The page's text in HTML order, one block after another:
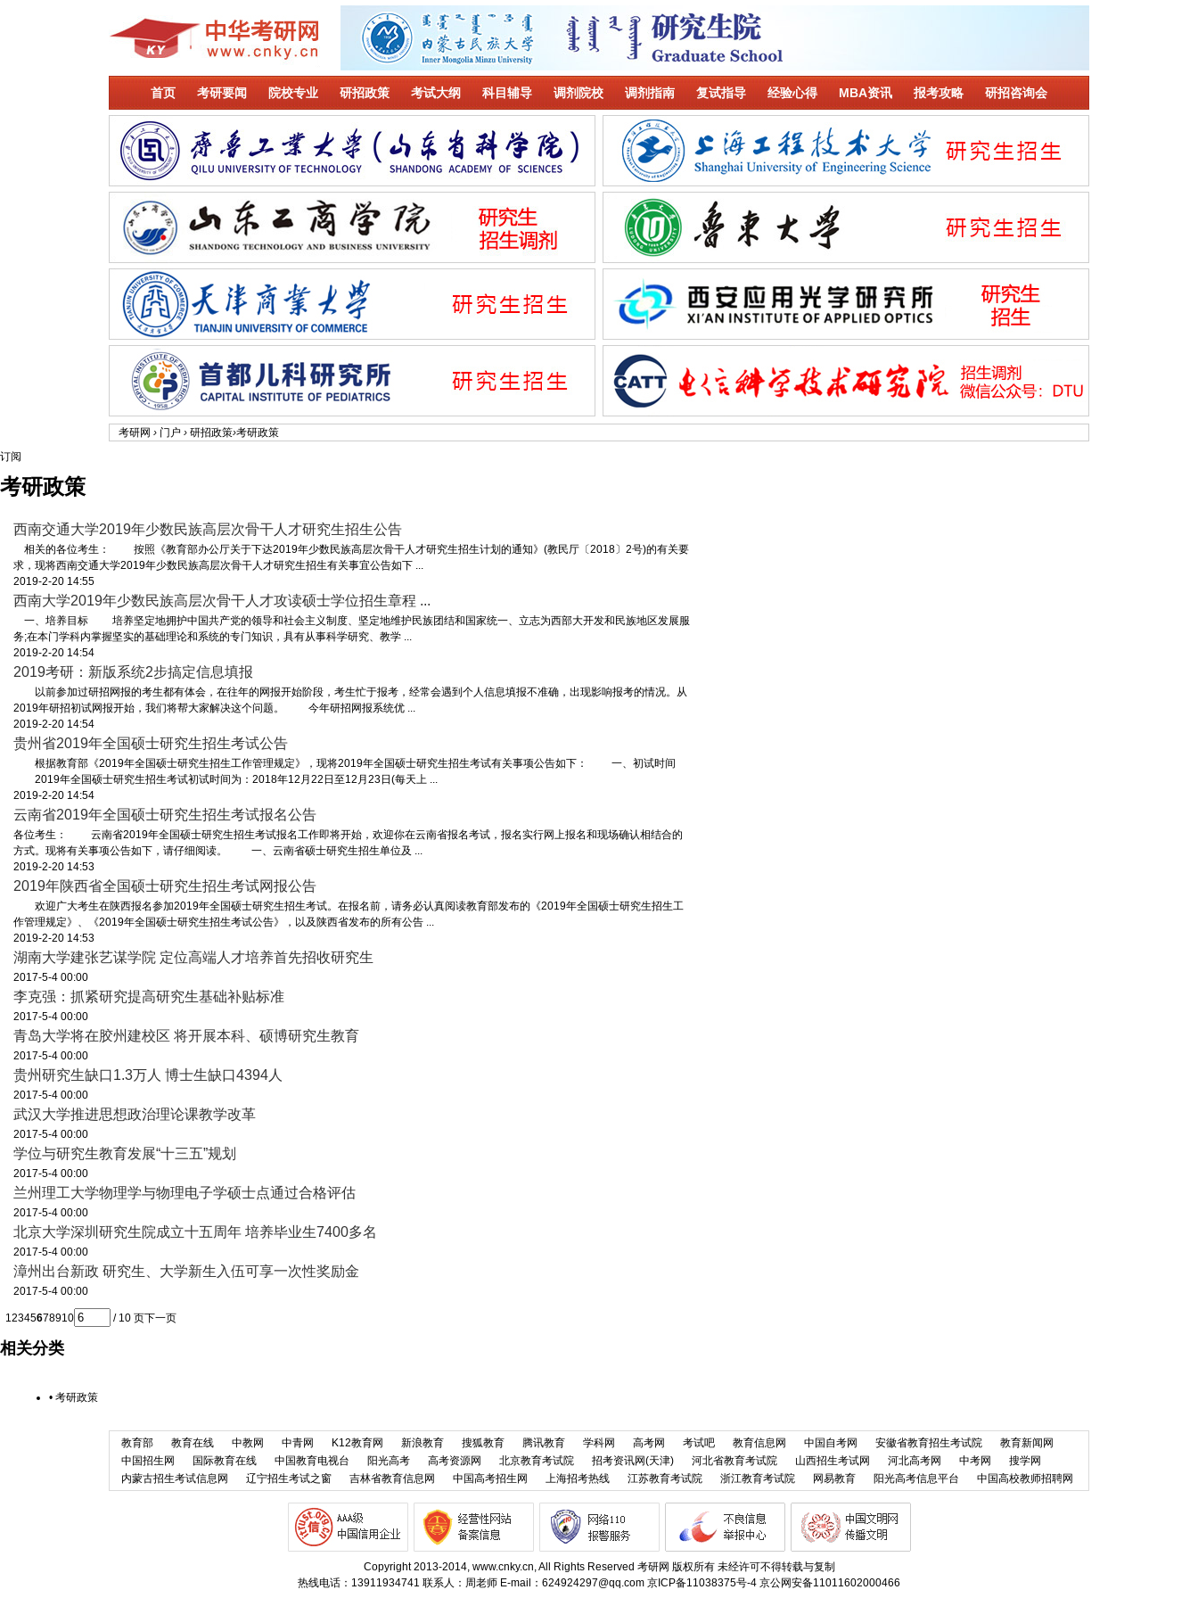
首页 考研要闻 院校专业 研招政策 考试大纲 科目辅导 调剂院校 调剂指南 复试指导 经验心得 MBA资讯 报考攻略 研招咨询会
考研网 › 门户 › 研招政策›考研政策
订阅
考研政策
西南交通大学2019年少数民族高层次骨干人才研究生招生公告
相关的各位考生： 按照《教育部办公厅关于下达2019年少数民族高层次骨干人才研究生招生计划的通知》(教民厅〔2018〕2号)的有关要
求，现将西南交通大学2019年少数民族高层次骨干人才研究生招生有关事宜公告如下 ...
2019-2-20 14:55
西南大学2019年少数民族高层次骨干人才攻读硕士学位招生章程 ...
一、培养目标 培养坚定地拥护中国共产党的领导和社会主义制度、坚定地维护民族团结和国家统一、立志为西部大开发和民族地区发展服
务;在本门学科内掌握坚实的基础理论和系统的专门知识，具有从事科学研究、教学 ...
2019-2-20 14:54
2019考研：新版系统2步搞定信息填报
以前参加过研招网报的考生都有体会，在往年的网报开始阶段，考生忙于报考，经常会遇到个人信息填报不准确，出现影响报考的情况。从
2019年研招初试网报开始，我们将帮大家解决这个问题。 今年研招网报系统优 ...
2019-2-20 14:54
贵州省2019年全国硕士研究生招生考试公告
根据教育部《2019年全国硕士研究生招生工作管理规定》，现将2019年全国硕士研究生招生考试有关事项公告如下： 一、初试时间
2019年全国硕士研究生招生考试初试时间为：2018年12月22日至12月23日(每天上 ...
2019-2-20 14:54
云南省2019年全国硕士研究生招生考试报名公告
各位考生： 云南省2019年全国硕士研究生招生考试报名工作即将开始，欢迎你在云南省报名考试，报名实行网上报名和现场确认相结合的
方式。现将有关事项公告如下，请仔细阅读。 一、云南省硕士研究生招生单位及 ...
2019-2-20 14:53
2019年陕西省全国硕士研究生招生考试网报公告
欢迎广大考生在陕西报名参加2019年全国硕士研究生招生考试。在报名前，请务必认真阅读教育部发布的《2019年全国硕士研究生招生工
作管理规定》、《2019年全国硕士研究生招生考试公告》，以及陕西省发布的所有公告 ...
2019-2-20 14:53
湖南大学建张艺谋学院 定位高端人才培养首先招收研究生
2017-5-4 00:00
李克强：抓紧研究提高研究生基础补贴标准
2017-5-4 00:00
青岛大学将在胶州建校区 将开展本科、硕博研究生教育
2017-5-4 00:00
贵州研究生缺口1.3万人 博士生缺口4394人
2017-5-4 00:00
武汉大学推进思想政治理论课教学改革
2017-5-4 00:00
学位与研究生教育发展“十三五”规划
2017-5-4 00:00
兰州理工大学物理学与物理电子学硕士点通过合格评估
2017-5-4 00:00
北京大学深圳研究生院成立十五周年 培养毕业生7400多名
2017-5-4 00:00
漳州出台新政 研究生、大学新生入伍可享一次性奖励金
2017-5-4 00:00
12345678910 / 10 页下一页
相关分类
• 考研政策
教育部 教育在线 中教网 中青网 K12教育网 新浪教育 搜狐教育 腾讯教育 学科网 高考网 考试吧 教育信息网 中国自考网 安徽省教育招生考试院
教育新闻网
中国招生网
国际教育在线 中国教育电视台 阳光高考 高考资源网 北京教育考试院 招考资讯网(天津) 河北省教育考试院 山西招生考试网 河北高考网 中考网
搜学网
内蒙古招生考试信息网
辽宁招生考试之窗 吉林省教育信息网 中国高考招生网 上海招考热线 江苏教育考试院 浙江教育考试院 网易教育 阳光高考信息平台 中国高校教师招聘网
Copyright 2013-2014, www.cnky.cn, All Rights Reserved 考研网 版权所有 未经许可不得转载与复制
热线电话：13911934741 联系人：周老师 E-mail：624924297@qq.com 京ICP备11038375号-4 京公网安备11011602000466